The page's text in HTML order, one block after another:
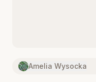
Amelia Wysocka